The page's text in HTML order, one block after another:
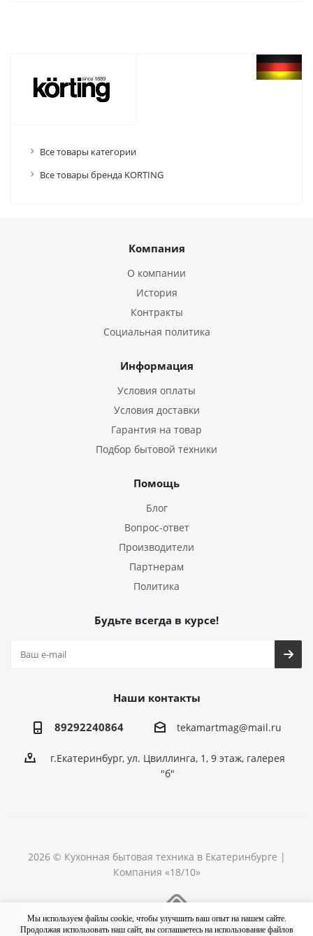
Все товары категории
Все товары бренда KORTING
Компания
О компании
История
Контракты
Социальная политика
Информация
Условия оплаты
Условия доставки
Гарантия на товар
Подбор бытовой техники
Помощь
Блог
Вопрос-ответ
Производители
Партнерам
Политика
Будьте всегда в курсе!
Наши контакты
89292240864 tekamartmag@mail.ru
г.Екатеринбург, ул. Цвиллинга, 1, 9 этаж, галерея
"б"
2026 © Кухонная бытовая техника в Екатеринбурге |
Компания «18/10»
Мы используем файлы cookie, чтобы улучшить ваш опыт на нашем сайте.
Продолжая использовать наш сайт, вы соглашаетесь на использование файлов